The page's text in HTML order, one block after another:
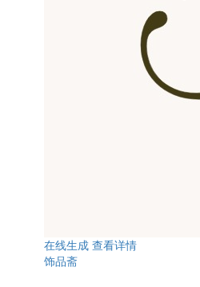
在线生成 查看详情
饰品斋